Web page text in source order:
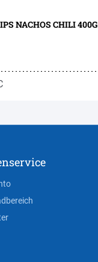
NACHOS CHILI 400G